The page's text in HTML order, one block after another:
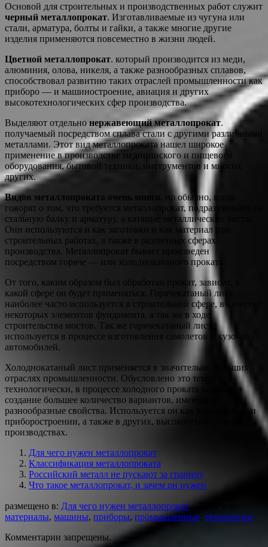
Основой для строительных и производственных работ служит
черный металлопрокат. Изготавливаемые из чугуна или
стали, арматура, болты и гайки, а также многие другие
изделия применяются повсеместно в жизни людей.
Цветной металлопрокат. который производится из меди,
алюминия, олова, никеля, а также разнообразных сплавов,
способствовал развитию таких отраслей промышленности как
приборо — и машиностроение, авиация и других
высокотехнологических сфер производства.
Выделяют отдельно нержавеющий металлопрокат.
получаемый посредством сплава стали с другими различными
металлами. Этот вид металлопроката нашел широкое
применение в производстве медицинского и пищевого
оборудования, бытовой техники, инструментов и многих
других.
Видов металлопроката очень много
. но обычно, когда
говорят о том, что требуется металлопрокат, подразумевают не
стальную балку и арматуру, а катаные металлические листы.
Они используются и как заготовки и как материал при
строительных работах, а также в различных сферах
производства. Металлопрокат бывает произведен
посредством горяче — или холоднокатаного проката.
От того, каким образом был обработан прокат, зависит, в
какой сфере он будет применяться. Горячекатаный лист
наиболее часто используется в строительной сфере, в качестве
некоторых элементов фундамента, а так же в ходе
строительства мостов. Так же горячекатаный лист
используется в процессе изготовления самолетов и кузовов
автомобилей.
Холоднокатаный лист применяется в значительно больших
отраслях промышленности. Обусловлено это тем, что
технологически, в процессе холодного проката возможно
создание большее количество вариантов, имеющим
разнообразные свойства. Используется он как в машино — и
приборостроении, а также в других, высокотехнологичных
производствах.
Для чего нужен металлопрокат
Классификация металлопроката
Российский металл не пускают за границу
Что такое металлопрокат, и зачем он нужен
размещено в: Для чего нужен металлопрокат⋅
материалы, машины, приборы, промышленные технологии
Комментарии запрещены.